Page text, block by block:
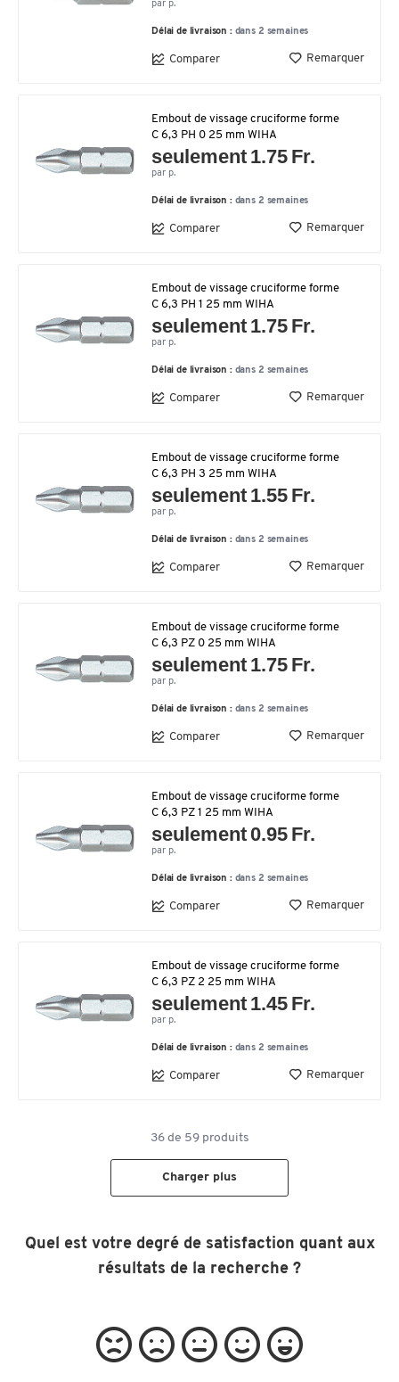
par p.
Délai de livraison : dans 2 semaines
Comparer Remarquer
Embout de vissage cruciforme forme
C 6,3 PH 0 25 mm WIHA
seulement 1.75 Fr.
par p.
Délai de livraison : dans 2 semaines
Comparer Remarquer
Embout de vissage cruciforme forme
C 6,3 PH 1 25 mm WIHA
seulement 1.75 Fr.
par p.
Délai de livraison : dans 2 semaines
Comparer Remarquer
Embout de vissage cruciforme forme
C 6,3 PH 3 25 mm WIHA
seulement 1.55 Fr.
par p.
Délai de livraison : dans 2 semaines
Comparer Remarquer
Embout de vissage cruciforme forme
C 6,3 PZ 0 25 mm WIHA
seulement 1.75 Fr.
par p.
Délai de livraison : dans 2 semaines
Comparer Remarquer
Embout de vissage cruciforme forme
C 6,3 PZ 1 25 mm WIHA
seulement 0.95 Fr.
par p.
Délai de livraison : dans 2 semaines
Comparer Remarquer
Embout de vissage cruciforme forme
C 6,3 PZ 2 25 mm WIHA
seulement 1.45 Fr.
par p.
Délai de livraison : dans 2 semaines
Comparer Remarquer
36de 59produits
Charger plus
Quel est votre degré de satisfaction quant aux
résultats de la recherche ?